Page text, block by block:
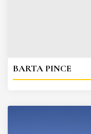
BARTA PINCE